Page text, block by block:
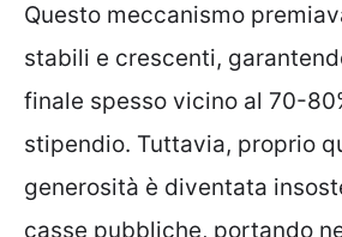
Questo meccanismo
stabili e crescenti,
finale spesso vicino al 70-
stipendio. Tuttavia, proprio
generosità è diventata
casse pubbliche, portando